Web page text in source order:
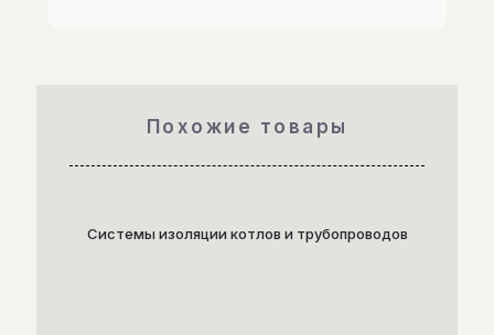
Похожие товары
Системы изоляции котлов и трубопроводов